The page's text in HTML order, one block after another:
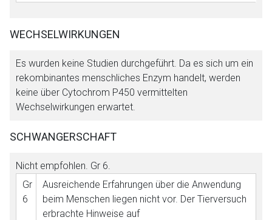
WECHSELWIRKUNGEN
Es wurden keine Studien durchgeführt. Da es sich um ein
rekombinantes menschliches Enzym handelt, werden
keine über Cytochrom P450 vermittelten
Wechselwirkungen erwartet.
SCHWANGERSCHAFT
Nicht empfohlen. Gr 6
Gr
6
Ausreichende Erfahrungen über die Anwendung
beim Menschen liegen nicht vor. Der Tierversuch
erbrachte Hinweise auf